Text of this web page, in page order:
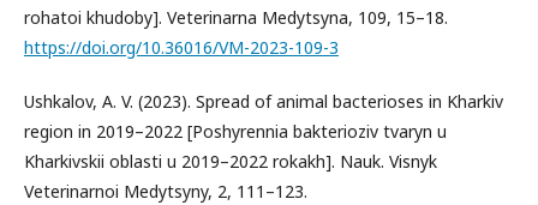
rohatoi khudoby]. Veterinarna Medytsyna, 109, 15–18.
https://doi.org/10.36016/VM-2023-109-3
Ushkalov, A. V. (2023). Spread of animal bacterioses in Kharkiv
region in 2019–2022 [Poshyrennia bakterioziv tvaryn u
Kharkivskii oblasti u 2019–2022 rokakh]. Nauk. Visnyk
Veterinarnoi Medytsyny, 2, 111–123.